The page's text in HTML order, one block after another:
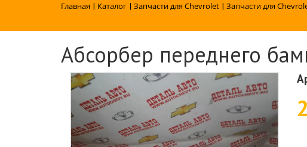
Главная | Каталог | Запчасти для Chevrolet | Запчасти для
Абсорбер переднего